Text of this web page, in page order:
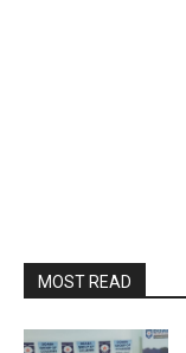
MOST READ